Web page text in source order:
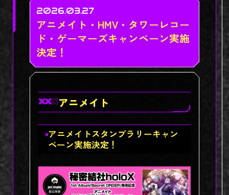
2026.03.27
アニメイト・HMV・タワーレコー
ド・ゲーマーズキャンペーン実施
決定！
アニメイト
アニメイトスタンプラリーキャン
ペーン実施決定！